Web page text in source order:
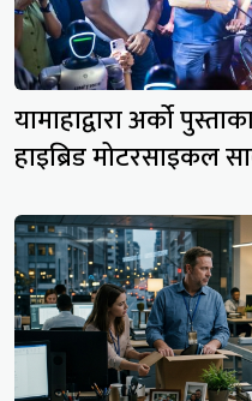
यामाहाद्वारा अर्को
हाइब्रिड मोटरसाइकल